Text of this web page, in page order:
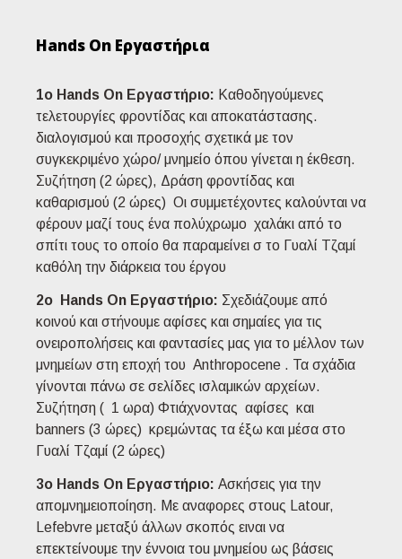
Hands On Εργαστήρια
1ο Hands On Εργαστήριo: Καθοδηγούμενες
τελετουργίες φροντίδας και αποκατάστασης.
διαλογισμού και προσοχής σχετικά με τον
συγκεκριμένο χώρο/ μνημείο όπου γίνεται η έκθεση.
Συζήτηση (2 ώρες), Δράση φροντίδας και
καθαρισμού (2 ώρες) Οι συμμετέχοντες καλούνται να
φέρουν μαζί τους ένα πολύχρωμο χαλάκι από το
σπίτι τους το οποίο θα παραμείνει σ το Γυαλί Τζαμί
καθόλη την διάρκεια του έργου
2ο Hands On Εργαστήριo: Σχεδιάζουμε από
κοινού και στήνουμε αφίσες και σημαίες για τις
ονειροπολήσεις και φαντασίες μας για το μέλλον των
μνημείων στη εποχή του Anthropocene . Τα σχάδια
γίνονται πάνω σε σελίδες ισλαμικών αρχείων.
Συζήτηση ( 1 ωρα) Φτιάχνοντας αφίσες και
banners (3 ώρες) κρεμώντας τα έξω και μέσα στο
Γυαλί Τζαμί (2 ώρες)
3ο Hands On Εργαστήριo: Ασκήσεις για την
απομνημειοποίηση. Με αναφορες στοuς Latour,
Lefebvre μεταξύ άλλων σκοπός ειναι να
επεκτείνουμε την έννοια τοu μνημείου ως βάσεις